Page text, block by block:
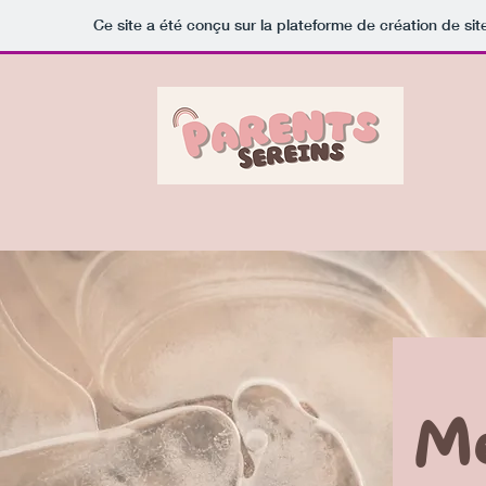
Ce site a été conçu sur la plateforme de création de